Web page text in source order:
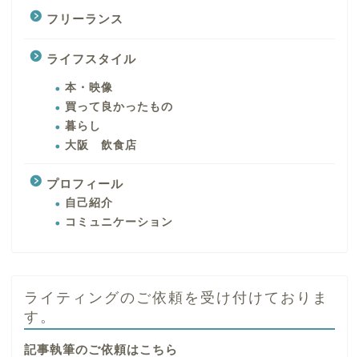
フリーランス
ライフスタイル
本・映像
買って良かったもの
暮らし
大阪 飲食店
プロフィール
自己紹介
コミュニケーション
ライティングのご依頼を受け付けておりま
す。
記事執筆のご依頼はこちら